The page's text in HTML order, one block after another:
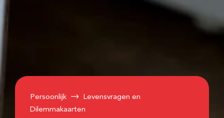
Persoonlijk
Levensvragen en
Dilemmakaarten